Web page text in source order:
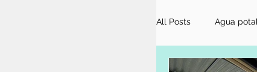
All Posts Agua
Exportación